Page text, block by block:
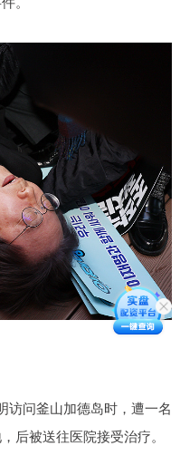
访问釜山加德岛时，遭一名
后被送往医院接受治疗。